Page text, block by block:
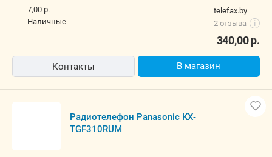
telefax.by
2 отзыва
i
7,00 р.
наличные
340,00р.
Контакты В магазин
Радиотелефон Panasonic KX-
TGF310RUM